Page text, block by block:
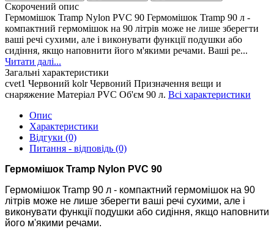
Скорочений опис
Гермомішок Tramp Nylon PVC 90 Гермомішок Tramp 90 л -
компактний гермомішок на 90 літрів може не лише зберегти
ваші речі сухими, але і виконувати функції подушки або
сидіння, якщо наповнити його м'якими речами. Ваші ре...
Читати далі...
Загальні характеристики
cvet1 Червоний kolr Червоний Призначення вещи и
снаряжение Матеріал PVC Об'єм 90 л. Всі характеристики
Опис
Характеристики
Відгуки (0)
Питання - відповідь (0)
Гермомішок Tramp Nylon PVC 90
Гермомішок Tramp 90 л - компактний гермомішок на 90
літрів може не лише зберегти ваші речі сухими, але і
виконувати функції подушки або сидіння, якщо наповнити
його м'якими речами.